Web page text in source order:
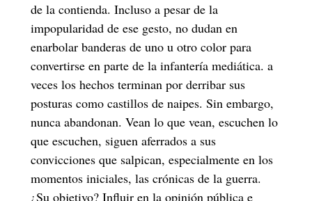
de la contienda. Incluso a pesar de la
impopularidad de ese gesto, no dudan en
enarbolar banderas de uno u otro color para
convertirse en parte de la infantería mediática. a
veces los hechos terminan por derribar sus
posturas como castillos de naipes. Sin embargo,
nunca abandonan. Vean lo que vean, escuchen lo
que escuchen, siguen aferrados a sus
convicciones que salpican, especialmente en los
momentos iniciales, las crónicas de la guerra.
¿Su objetivo? Influir en la opinión pública e